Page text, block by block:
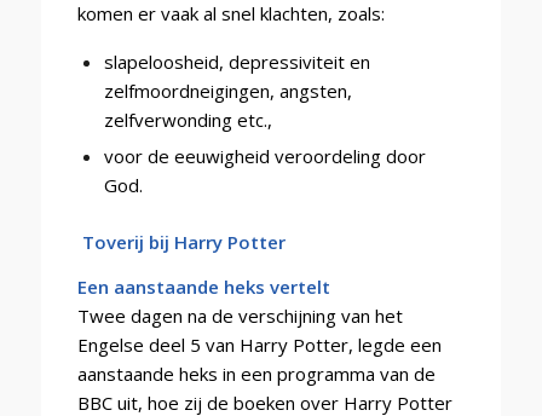
komen er vaak al snel klachten, zoals:
slapeloosheid, depressiviteit en
zelfmoordneigingen, angsten,
zelfverwonding etc.,
voor de eeuwigheid veroordeling door
God.
Toverij bij Harry Potter
Een aanstaande heks vertelt
Twee dagen na de verschijning van het
Engelse deel 5 van Harry Potter, legde een
aanstaande heks in een programma van de
BBC uit, hoe zij de boeken over Harry Potter